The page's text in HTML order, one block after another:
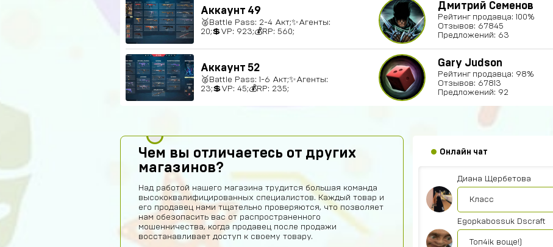
Аккаунт 49
🥈Battle Pass: 2-4 Акт;✨Агенты:
20;💲VP: 923;💰RP: 560;
Дмитрий Семенов
Рейтинг продавца: 100%
Отзывов: 67845
Предложений: 63
Аккаунт 52
🥈Battle Pass: 1-6 Акт;✨Агенты:
23;💲VP: 45;💰RP: 235;
Gary Judson
Рейтинг продавца: 98%
Отзывов: 67813
Предложений: 92
Чем вы отличаетесь от других
магазинов?
Над работой нашего магазина трудится большая команда
высококвалифицированных специалистов. Каждый товар и
его продавец нами тщательно проверяются, что позволяет
нам обезопасить вас от распространенного
мошенничества, когда продавец после продажи
восстанавливает доступ к своему товару.
Онлайн чат
Vladislav Vporyade
Сайт топ
Timofei Fivtitwo
Сайт просто супер
Диана Щербетова
Класс
Egopkabossuk Dscraft
Топ4ik воще!)